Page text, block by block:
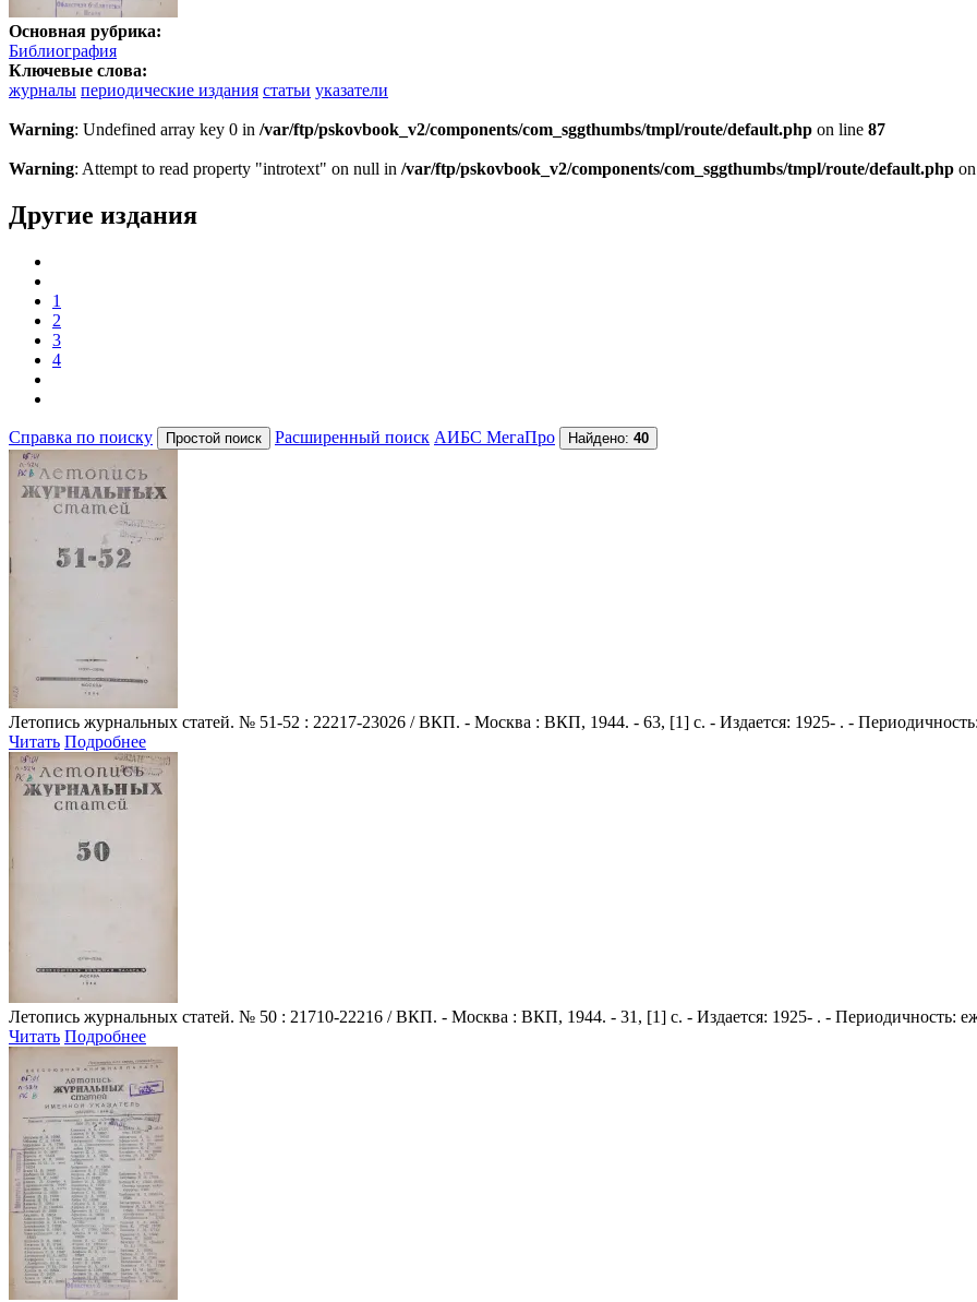
Основная рубрика:
Библиография
Ключевые слова:
журналы периодические издания статьи указатели
Warning: Undefined array key 0 in /var/ftp/pskovbook_v2/components/com_sggthumbs/tmpl/route/default.php on line 87
Warning: Attempt to read property "introtext" on null in /var/ftp/pskovbook_v2/components/com_sggthumbs/tmpl/route/default.php
Другие издания
1
2
3
4
Справка по поиску Расширенный поиск АИБС МегаПро Найдено: 40
Летопись журнальных статей. № 51-52 : 22217-23026 / ВКП. - Москва : ВКП, 1944. - 63, [1] с. - Издается: 1925- . -
Читать Подробнее
Летопись журнальных статей. № 50 : 21710-22216 / ВКП. - Москва : ВКП, 1944. - 31, [1] с. - Издается: 1925- . - Периодичность:
Читать Подробнее